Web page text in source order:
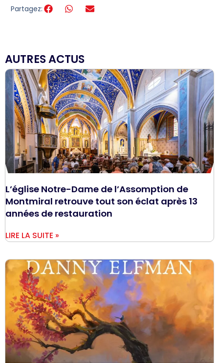
Partagez:
AUTRES ACTUS
L’église Notre-Dame de l’Assomption de
Montmiral retrouve tout son éclat après 13
années de restauration
LIRE LA SUITE »